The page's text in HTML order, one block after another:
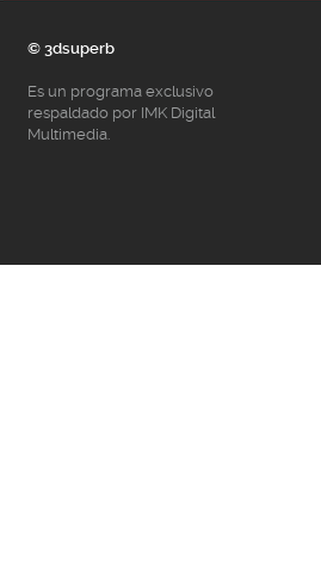
© 3dsuperb
Es un programa exclusivo
respaldado por IMK Digital
Multimedia.